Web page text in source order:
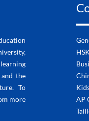
the
To
more
AP